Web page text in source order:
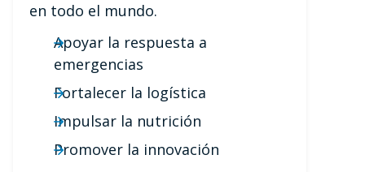
en todo el mundo.
Apoyar la respuesta a
emergencias
Fortalecer la logística
Impulsar la nutrición
Promover la innovación